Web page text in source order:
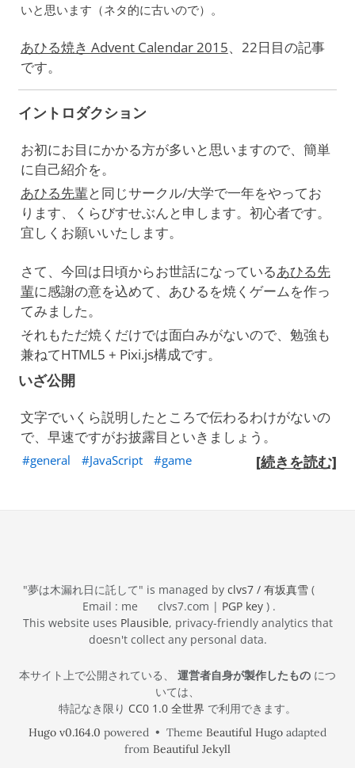
いと思います（ネタ的に古いので）。
あひる焼き Advent Calendar 2015、22日目の記事
です。
イントロダクション
お初にお目にかかる方が多いと思いますので、簡単
に自己紹介を。
あひる先輩と同じサークル/大学で一年をやってお
ります、くらびすせぶんと申します。初心者です。
宜しくお願いいたします。
さて、今回は日頃からお世話になっているあひる先
輩に感謝の意を込めて、あひるを焼くゲームを作っ
てみました。
それもただ焼くだけでは面白みがないので、勉強も
兼ねてHTML5 + Pixi.js構成です。
いざ公開
文字でいくら説明したところで伝わるわけがないの
で、早速ですがお披露目といきましょう。
[続きを読む]
general JavaScript game
"夢は木漏れ日に託して" is managed byclvs7 / 有坂真雪 (
Email : me
clvs7.com | PGP key ) .
This website uses Plausible, privacy-friendly analytics that
doesn't collect any personal data.
本サイト上で公開されている、 運営者自身が製作したもの につ
いては、
特記なき限り CC0 1.0 全世界 で利用できます。
Hugo v0.164.0 powered • Theme Beautiful Hugo adapted
from Beautiful Jekyll